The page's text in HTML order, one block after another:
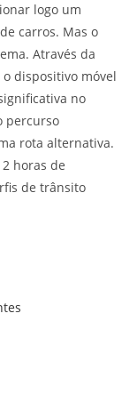
logo um
carros. Mas o
Através da
dispositivo móvel
no
percurso
rota alternativa.
horas de
de trânsito